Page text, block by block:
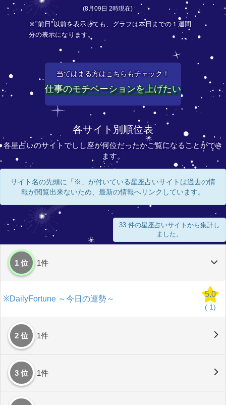
(8月09日 2時現在)
※"前日"以前を表示しても、グラフは本日までの１週間
分の表示になります。
当てはまる方はこちらもチェック！
仕事のモチベーションを上げたい
各サイト別順位表
各星占いのサイトでしし座が何位だったかご覧になることができ
ます。
サイト名の先頭に「※」が付いている星座占いサイトは過去の情
報が閲覧出来ないため、最新の情報へリンクしています。
33 件の星座占いサイトから集計し
ました。
1 位 1件
※DailyFortune ～今日の運勢～
5.0
( 1)
2 位 1件
3 位 1件